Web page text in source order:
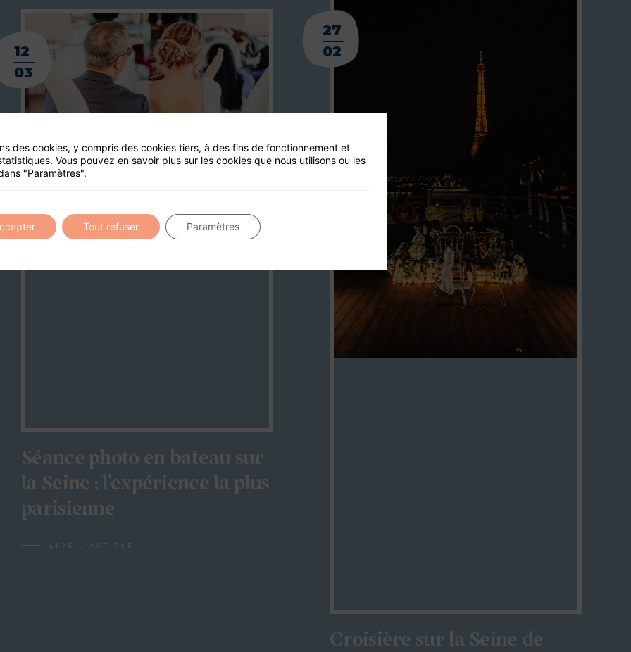
Séance photo en bateau sur
la Seine : l’expérience la plus
parisienne
12
03
LIRE L'ARTICLE
Croisière sur la Seine de
27
02
des cookies, y compris des cookies tiers, à des fins de fonctionnement et
Vous pouvez en savoir plus sur les cookies que nous utilisons ou les
"Paramètres".
Tout refuser Paramètres